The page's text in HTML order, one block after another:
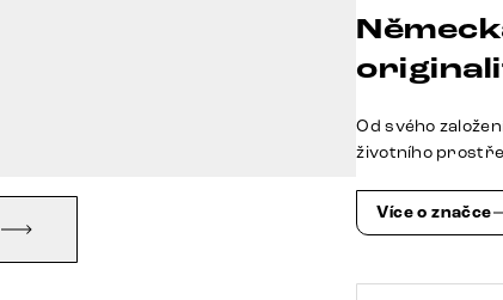
Od svého
životního
Více o značce